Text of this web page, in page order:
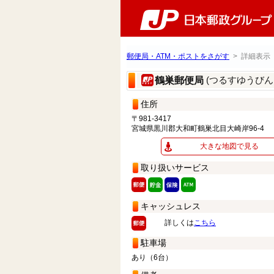
郵便局・ATM・ポストをさがす > 詳細表示
鶴巣郵便局 (つるすゆうび
住所
〒981-3417
宮城県黒川郡大和町鶴巣北目大崎岸96-4
大きな地図で見る
取り扱いサービス
キャッシュレス
詳しくはこちら
駐車場
あり（6台）